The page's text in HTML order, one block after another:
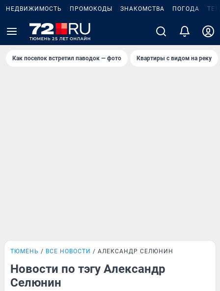
НЕДВИЖИМОСТЬ ПРОМОКОДЫ ЗНАКОМСТВА ПОГОДА
Как поселок встретил паводок — фото Квартиры с видом на реку
ТЮМЕНЬ ВСЕ НОВОСТИ АЛЕКСАНДР СЕЛЮНИН
Новости по тэгу Александр
Селюнин